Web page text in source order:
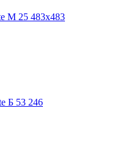
М 25 483х483
Б 53 246